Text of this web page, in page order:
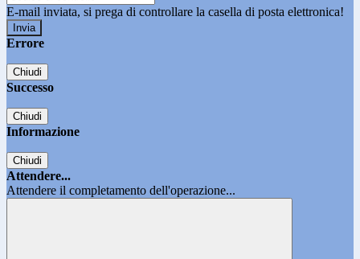
E-mail inviata, si prega di controllare la casella di posta elettronica!
Errore
Chiudi
Successo
Chiudi
Informazione
Chiudi
Attendere...
Attendere il completamento dell'operazione...